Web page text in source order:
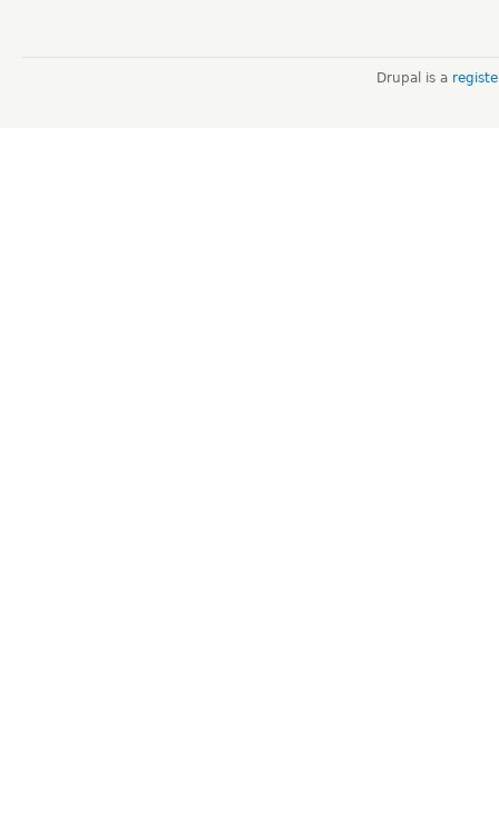
Drupal is a